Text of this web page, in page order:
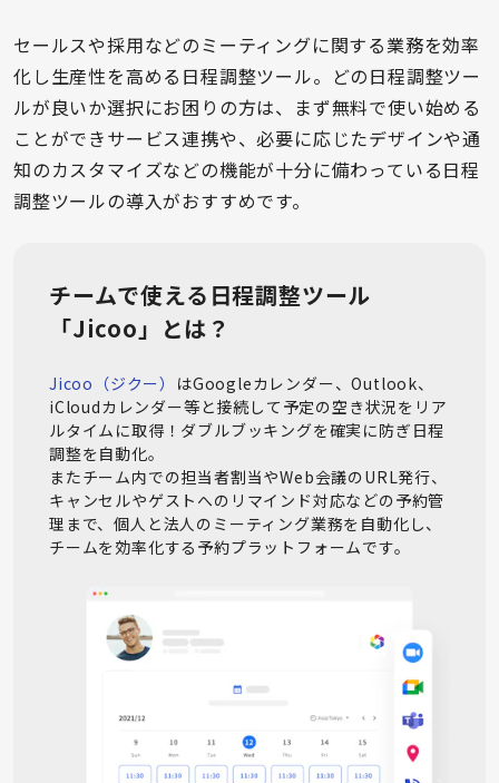
セールスや採用などのミーティングに関する業務を効率
化し生産性を高める日程調整ツール。どの日程調整ツー
ルが良いか選択にお困りの方は、まず無料で使い始める
ことができサービス連携や、必要に応じたデザインや通
知のカスタマイズなどの機能が十分に備わっている日程
調整ツールの導入がおすすめです。
チームで使える日程調整ツール
「Jicoo」とは？
Jicoo（ジクー） はGoogleカレンダー、Outlook、
iCloudカレンダー等と接続して予定の空き状況をリア
ルタイムに取得！ダブルブッキングを確実に防ぎ日程
調整を自動化。
またチーム内での担当者割当やWeb会議のURL発行、
キャンセルやゲストへのリマインド対応などの予約管
理まで、個人と法人のミーティング業務を自動化し、
チームを効率化する予約プラットフォームです。